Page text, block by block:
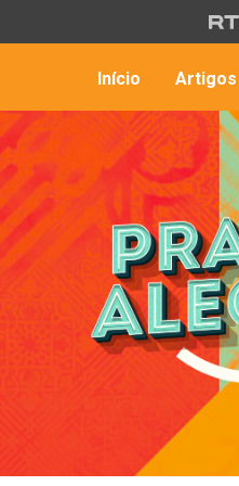
Saltar para o conteúdo principal
Início Artigos